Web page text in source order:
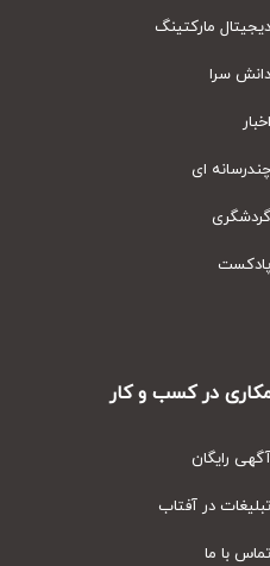
مارکتینگ
سرا
ای
در کسب و کار
رایگان
در آفتاب
با ما